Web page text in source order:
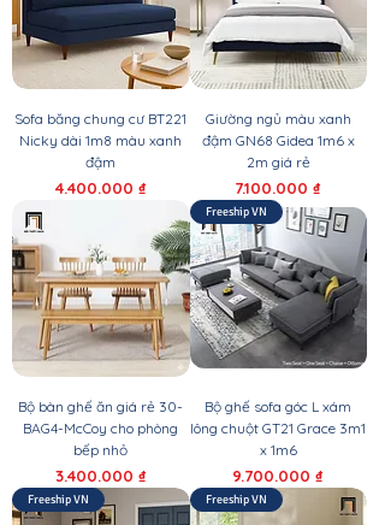
Sofa băng chung cư BT221
Nicky dài 1m8 màu xanh
đậm
Giá
4.400.000 ₫
Giường ngủ màu xanh
đậm GN68 Gidea 1m6 x
2m giá rẻ
Giá
7.100.000 ₫
Bộ bàn ghế ăn giá rẻ 30-
BAG4-McCoy cho phòng
bếp nhỏ
Giá
3.400.000 ₫
Freeship VN
Bộ ghế sofa góc L xám
lông chuột GT21 Grace 3m1
x 1m6
Giá
9.700.000 ₫
Freeship VN Freeship VN